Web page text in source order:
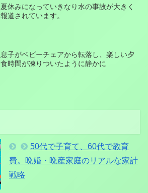
夏休みになっていきなり水の事故が大きく
報道されています。
息子がベビーチェアから転落し、楽しい夕
食時間が凍りついたように静かに
50代で子育て、60代で教育
費。晩婚・晩産家庭のリアルな家計
戦略